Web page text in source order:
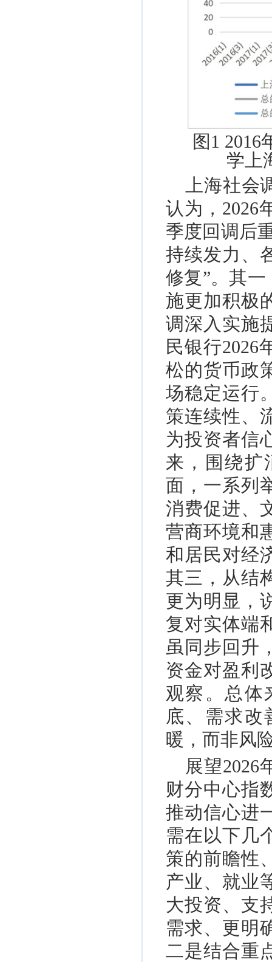
图1 2016
学上
上海社
认为，2026
季度回调后
持续发力、
修复”。其
施更加积极
调深入实施
民银行2026
松的货币政
场稳定运行
策连续性、
为投资者信
来，围绕扩
面，一系列
消费促进、
营商环境和
和居民对经
其三，从结
更为明显，
复对实体端
虽同步回升
资金对盈利
观察。总体
底、需求改
暖，而非风
展望2026
财分中心指
推动信心进
需在以下几
策的前瞻性
产业、就业
大投资、支
需求、更明
二是结合重